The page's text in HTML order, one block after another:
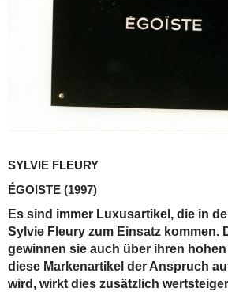
SYLVIE FLEURY
ÉGOISTE (1997)
Es sind immer Luxusartikel, die in
Sylvie Fleury zum Einsatz kommen.
gewinnen sie auch über ihren
diese Markenartikel der Anspruch
wird, wirkt dies zusätzlich